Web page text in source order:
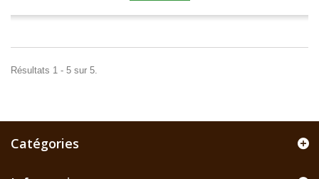
Résultats 1 - 5 sur 5.
Catégories